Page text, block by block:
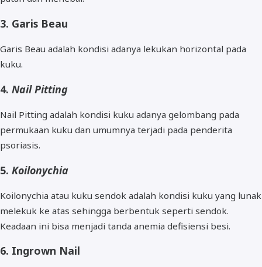
3. Garis Beau
Garis Beau adalah kondisi adanya lekukan horizontal pada
kuku.
4. Nail Pitting
Nail Pitting adalah kondisi kuku adanya gelombang pada
permukaan kuku dan umumnya terjadi pada penderita
psoriasis.
5. Koilonychia
Koilonychia atau kuku sendok adalah kondisi kuku yang lunak
melekuk ke atas sehingga berbentuk seperti sendok.
Keadaan ini bisa menjadi tanda anemia defisiensi besi.
6. Ingrown Nail